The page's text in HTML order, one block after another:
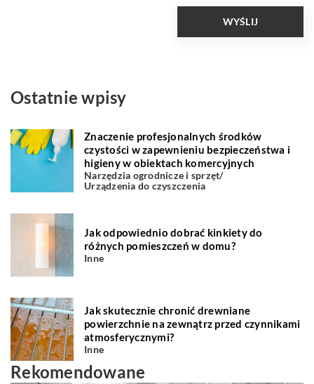
Ostatnie wpisy
Znaczenie profesjonalnych środków
czystości w zapewnieniu bezpieczeństwa i
higieny w obiektach komercyjnych
Narzędzia ogrodnicze i sprzęt/
Urządzenia do czyszczenia
Jak odpowiednio dobrać kinkiety do
różnych pomieszczeń w domu?
Inne
Jak skutecznie chronić drewniane
powierzchnie na zewnątrz przed czynnikami
atmosferycznymi?
Inne
Rekomendowane